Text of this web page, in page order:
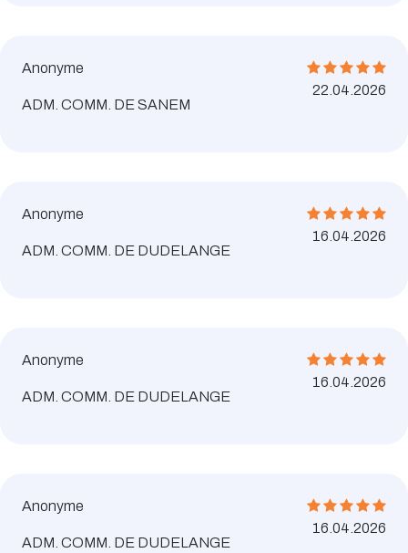
Anonyme
ADM. COMM. DE SANEM
22.04.2026
Anonyme
ADM. COMM. DE DUDELANGE
16.04.2026
Anonyme
ADM. COMM. DE DUDELANGE
16.04.2026
Anonyme
ADM. COMM. DE DUDELANGE
16.04.2026